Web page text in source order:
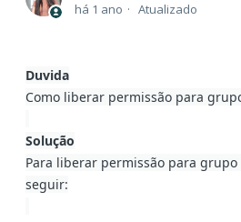
há 1 ano Atualizado
Duvida
Como liberar permissão para
Solução
Para liberar permissão para
seguir: